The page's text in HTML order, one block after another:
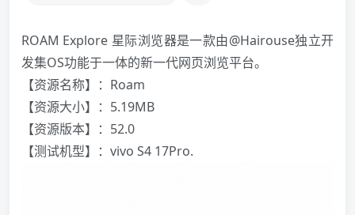
ROAM Explore 星际浏览器是一款由@Hairouse独立开
发集OS功能于一体的新一代网页浏览平台。
【资源名称】：Roam
【资源大小】：5.19MB
【资源版本】：52.0
【测试机型】：vivo S4 17Pro.